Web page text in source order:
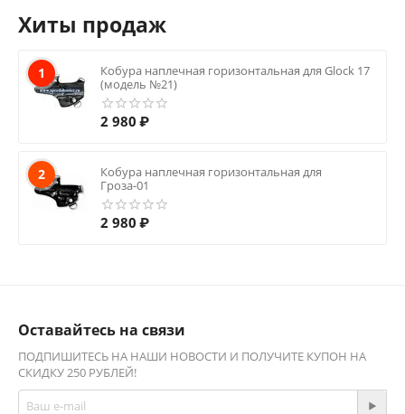
Хиты продаж
1
Кобура наплечная горизонтальная для Glock 17
(модель №21)
2 980 ₽
2
Кобура наплечная горизонтальная для
Гроза-01
2 980 ₽
Оставайтесь на связи
ПОДПИШИТЕСЬ НА НАШИ НОВОСТИ И ПОЛУЧИТЕ КУПОН НА
СКИДКУ 250 РУБЛЕЙ!